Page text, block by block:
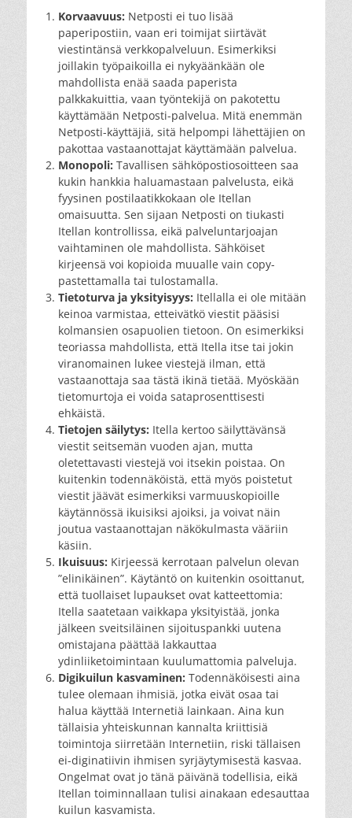
Korvaavuus: Netposti ei tuo lisää
paperipostiin, vaan eri toimijat siirtävät
viestintänsä verkkopalveluun. Esimerkiksi
joillakin työpaikoilla ei nykyäänkään ole
mahdollista enää saada paperista
palkkakuittia, vaan työntekijä on pakotettu
käyttämään Netposti-palvelua. Mitä enemmän
Netposti-käyttäjiä, sitä helpompi lähettäjien on
pakottaa vastaanottajat käyttämään palvelua.
Monopoli: Tavallisen sähköpostiosoitteen saa
kukin hankkia haluamastaan palvelusta, eikä
fyysinen postilaatikkokaan ole Itellan
omaisuutta. Sen sijaan Netposti on tiukasti
Itellan kontrollissa, eikä palveluntarjoajan
vaihtaminen ole mahdollista. Sähköiset
kirjeensä voi kopioida muualle vain copy-
pastettamalla tai tulostamalla.
Tietoturva ja yksityisyys: Itellalla ei ole mitään
keinoa varmistaa, etteivätkö viestit pääsisi
kolmansien osapuolien tietoon. On esimerkiksi
teoriassa mahdollista, että Itella itse tai jokin
viranomainen lukee viestejä ilman, että
vastaanottaja saa tästä ikinä tietää. Myöskään
tietomurtoja ei voida sataprosenttisesti
ehkäistä.
Tietojen säilytys: Itella kertoo säilyttävänsä
viestit seitsemän vuoden ajan, mutta
oletettavasti viestejä voi itsekin poistaa. On
kuitenkin todennäköistä, että myös poistetut
viestit jäävät esimerkiksi varmuuskopioille
käytännössä ikuisiksi ajoiksi, ja voivat näin
joutua vastaanottajan näkökulmasta vääriin
käsiin.
Ikuisuus: Kirjeessä kerrotaan palvelun olevan
”elinikäinen”. Käytäntö on kuitenkin osoittanut,
että tuollaiset lupaukset ovat katteettomia:
Itella saatetaan vaikkapa yksityistää, jonka
jälkeen sveitsiläinen sijoituspankki uutena
omistajana päättää lakkauttaa
ydinliiketoimintaan kuulumattomia palveluja.
Digikuilun kasvaminen: Todennäköisesti aina
tulee olemaan ihmisiä, jotka eivät osaa tai
halua käyttää Internetiä lainkaan. Aina kun
tällaisia yhteiskunnan kannalta kriittisiä
toimintoja siirretään Internetiin, riski tällaisen
ei-diginatiivin ihmisen syrjäytymisestä kasvaa.
Ongelmat ovat jo tänä päivänä todellisia, eikä
Itellan toiminnallaan tulisi ainakaan edesauttaa
kuilun kasvamista.